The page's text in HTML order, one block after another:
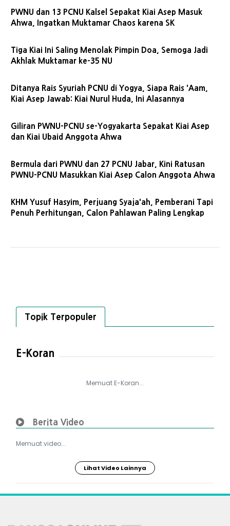
PWNU dan 13 PCNU Kalsel Sepakat Kiai Asep Masuk
Ahwa, Ingatkan Muktamar Chaos karena SK
Tiga Kiai Ini Saling Menolak Pimpin Doa, Semoga Jadi
Akhlak Muktamar ke-35 NU
Ditanya Rais Syuriah PCNU di Yogya, Siapa Rais 'Aam,
Kiai Asep Jawab: Kiai Nurul Huda, Ini Alasannya
Giliran PWNU-PCNU se-Yogyakarta Sepakat Kiai Asep
dan Kiai Ubaid Anggota Ahwa
Bermula dari PWNU dan 27 PCNU Jabar, Kini Ratusan
PWNU-PCNU Masukkan Kiai Asep Calon Anggota Ahwa
KHM Yusuf Hasyim, Perjuang Syaja'ah, Pemberani Tapi
Penuh Perhitungan, Calon Pahlawan Paling Lengkap
Topik Terpopuler
E-Koran
Memuat E-Koran...
Berita Video
Memuat video...
Lihat Video Lainnya